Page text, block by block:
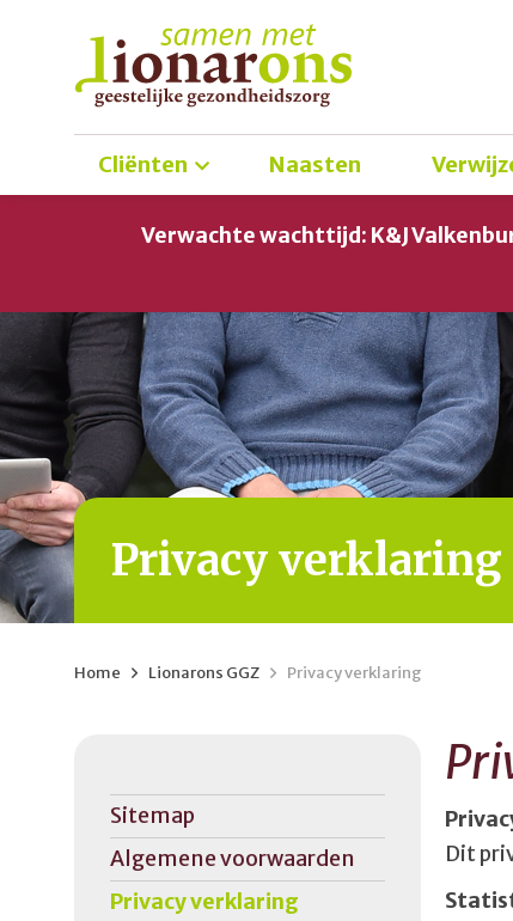
Cliënten Naasten
Verwachte wachttijd: K&J
Privacy verklaring
Home > Lionarons GGZ > Privacy verklaring
Sitemap
Algemene voorwaarden
Privacy verklaring
Dit